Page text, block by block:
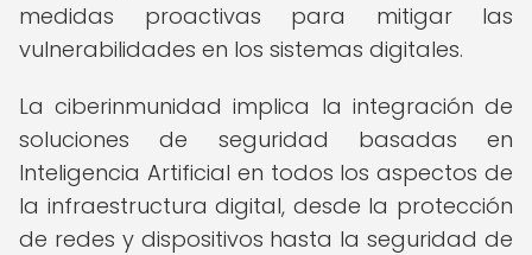
medidas proactivas para mitigar las
vulnerabilidades en los sistemas digitales.
La ciberinmunidad implica la integración de
soluciones de seguridad basadas en
Inteligencia Artificial en todos los aspectos de
la infraestructura digital, desde la protección
de redes y dispositivos hasta la seguridad de